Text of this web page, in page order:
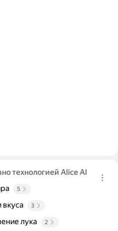
технологией Alice AI
5
вкуса 3
лука 2